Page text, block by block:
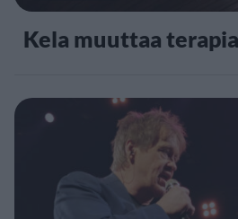
Kela muuttaa